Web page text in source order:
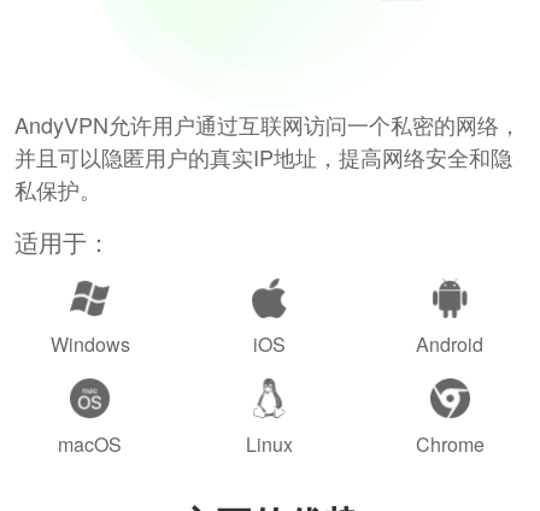
AndyVPN允许用户通过互联网访问一个私密的网络，
并且可以隐匿用户的真实IP地址，提高网络安全和隐
私保护。
适用于：
Windows iOS Android
macOS Linux Chrome